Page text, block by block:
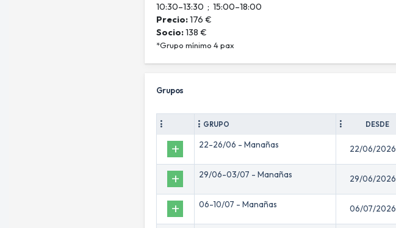
10:30–13:30 ; 15:00–18:00
Precio:176 €
Socio:138 €
*Grupo mínimo 4 pax
Grupos
GRUPO DESDE
Add 22-26/06 - Manañas 22/06/2026
Add 29/06-03/07 - Manañas 29/06/2026
Add 06-10/07 - Manañas 06/07/2026